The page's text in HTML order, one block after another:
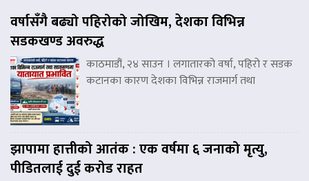
वर्षासँगै बढ्यो पहिरोको जोखिम, देशका विभिन्न
सडकखण्ड अवरुद्ध
काठमाडौं, २४ साउन । लगातारको वर्षा, पहिरो र सडक
कटानका कारण देशका विभिन्न राजमार्ग तथा
झापामा हात्तीको आतंक : एक वर्षमा ६ जनाको मृत्यु,
पीडितलाई दुई करोड राहत